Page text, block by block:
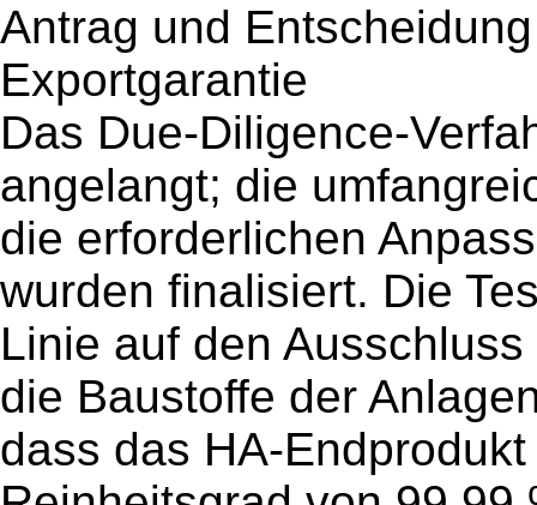
Antrag und
Exportgarantie
Das Due-Diligence-
angelangt; die
die erforderlichen
wurden finalisiert. Die
Linie auf den
die Baustoffe der
dass das HA-